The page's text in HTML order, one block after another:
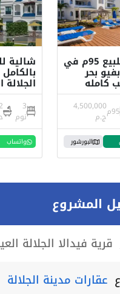
امتلك شالية للبيع 95م في
بحر
كامله
95م 4,500,000
ج.م
البورشور
3
نوم
واتساب
المشروع
قرية فيدالا الجلالة
عقارات مدينة الجلالة